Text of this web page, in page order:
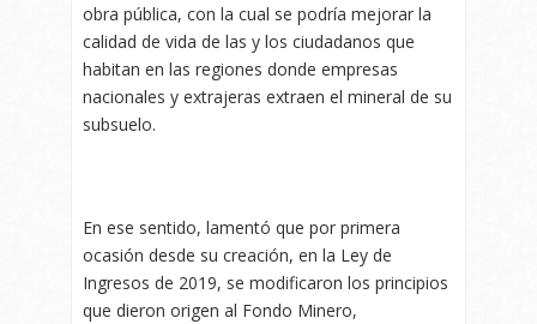
obra pública, con la cual se podría mejorar la
calidad de vida de las y los ciudadanos que
habitan en las regiones donde empresas
nacionales y extrajeras extraen el mineral de su
subsuelo.
En ese sentido, lamentó que por primera
ocasión desde su creación, en la Ley de
Ingresos de 2019, se modificaron los principios
que dieron origen al Fondo Minero,